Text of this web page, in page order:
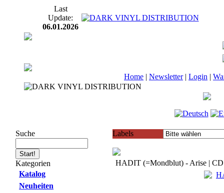
Last
Update:
06.01.2026
Home | Newsletter| Login |
Suche
Kategorien
Katalog
Neuheiten
Labels
HADIT (=Mondblut) - Arise | CD